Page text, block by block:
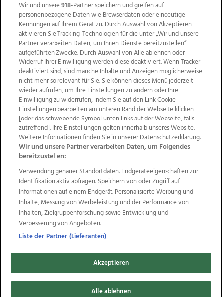
Wir über uns Mediadaten Kontakt
Jobs
Datenschutz
Impressum
AGB Anzeigekunden
AGB Website
Ehrenkodex Politische Werbung
Weitere Angebote des Medienhauses Wimmer
TV1 di-mog-i.at OÖNow
Ischler Woche
Life Radio
OÖNachrichten
OÖN Immobilien
OÖN Karriere
OÖN Reise
Promenaden Galerien
Regionaljobs
wasistlos.at wirtrauern.at
Copyrights © 2026 Tips Zeitungs GmbH & Co KG
developed by
Wir und unsere918-Partner speichern und greifen auf
personenbezogene Daten wie Browserdaten oder eindeutige
Kennungen auf Ihrem Gerät zu. Durch Auswahl von Akzeptieren
aktivieren Sie Tracking-Technologien für die unter „Wir und unsere
Partner verarbeiten Daten, um Ihnen Dienste bereitzustellen“
aufgeführten Zwecke. Durch Auswahl von Alle ablehnen oder
Widerruf Ihrer Einwilligung werden diese deaktiviert. Wenn Tracker
deaktiviert sind, sind manche Inhalte und Anzeigen möglicherweise
nicht mehr so relevant für Sie. Sie können dieses Menü jederzeit
wieder aufrufen, um Ihre Einstellungen zu ändern oder Ihre
Einwilligung zu widerrufen, indem Sie auf den Link Cookie
Einstellungen bearbeiten am unteren Rand der Webseite klicken
[oder das schwebende Symbol unten links auf der Webseite, falls
zutreffend]. Ihre Einstellungen gelten innerhalb unseres Website.
Weitere Informationen finden Sie in unserer Datenschutzerklärung.
Wir und unsere Partner verarbeiten Daten, um Folgendes
bereitzustellen:
Verwendung genauer Standortdaten. Endgeräteeigenschaften zur
Identifikation aktiv abfragen. Speichern von oder Zugriff auf
Informationen auf einem Endgerät. Personalisierte Werbung und
Inhalte, Messung von Werbeleistung und der Performance von
Inhalten, Zielgruppenforschung sowie Entwicklung und
Verbesserung von Angeboten.
Liste der Partner (Lieferanten)
Akzeptieren
Alle ablehnen